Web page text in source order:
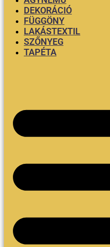
DEKORÁCIÓ
FÜGGÖNY
LAKÁSTEXTIL
SZŐNYEG
TAPÉTA